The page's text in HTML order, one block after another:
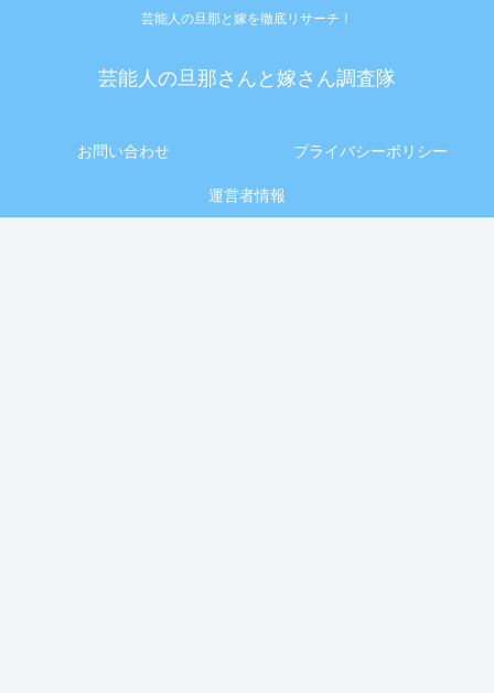
芸能人の旦那と嫁を徹底リサーチ！
芸能人の旦那さんと嫁さん調査隊
お問い合わせ プライバシーポリシー
運営者情報